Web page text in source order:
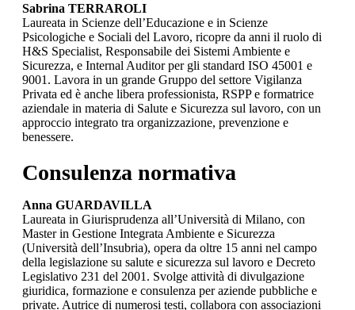
Sabrina TERRAROLI
Laureata in Scienze dell’Educazione e in Scienze
Psicologiche e Sociali del Lavoro, ricopre da anni il ruolo di
H&S Specialist, Responsabile dei Sistemi Ambiente e
Sicurezza, e Internal Auditor per gli standard ISO 45001 e
9001. Lavora in un grande Gruppo del settore Vigilanza
Privata ed è anche libera professionista, RSPP e formatrice
aziendale in materia di Salute e Sicurezza sul lavoro, con un
approccio integrato tra organizzazione, prevenzione e
benessere.
Consulenza normativa
Anna GUARDAVILLA
Laureata in Giurisprudenza all’Università di Milano, con
Master in Gestione Integrata Ambiente e Sicurezza
(Università dell’Insubria), opera da oltre 15 anni nel campo
della legislazione su salute e sicurezza sul lavoro e Decreto
Legislativo 231 del 2001. Svolge attività di divulgazione
giuridica, formazione e consulenza per aziende pubbliche e
private. Autrice di numerosi testi, collabora con associazioni